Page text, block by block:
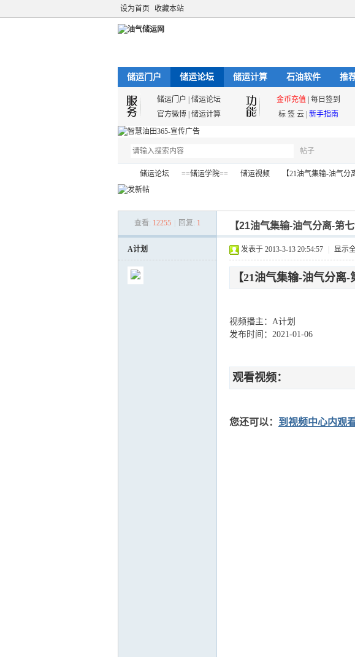
设为首页 收藏本站
储运门户 储运论坛 储运计算 石油软件 推
储运门户 储运论坛 金币充值 每日签到
官方微博 储运计算 标 签 云 新手指南
帖子
搜
索
储运论坛
›
==储运学院== 储运视频
›
【21油气集输-油气
查看: 12255 回复: 1 【21油气集输-油气分离-第
A计划 发表于 2013-3-13 20:54:57 显示
【21油气集输-油气分
视频播主：A计划
发布时间：2021-01-06
观看视频：
您还可以： 到视频中心内观